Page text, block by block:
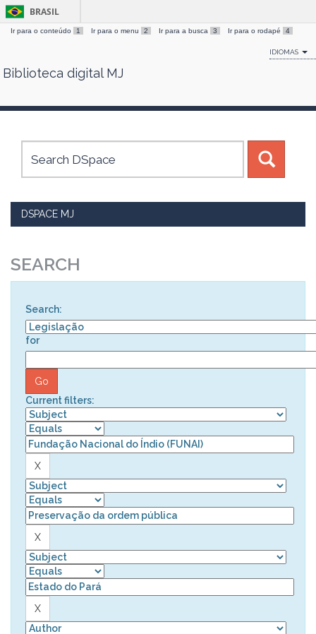
Skip
BRASIL
Ir para o conteúdo 1 Ir para o menu 2 Ir para a busca 3 Ir para o rodapé 4
IDIOMAS
Biblioteca digital MJ
DSPACE MJ
SEARCH
Search:
for
Current filters: